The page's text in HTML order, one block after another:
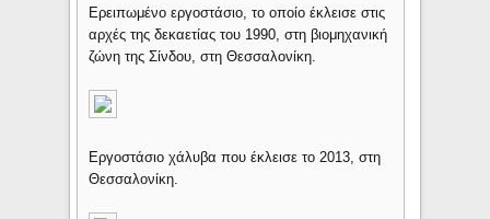
Ερειπωμένο εργοστάσιο, το οποίο έκλεισε στις
αρχές της δεκαετίας του 1990, στη βιομηχανική
ζώνη της Σίνδου, στη Θεσσαλονίκη.
Εργοστάσιο χάλυβα που έκλεισε το 2013, στη
Θεσσαλονίκη.